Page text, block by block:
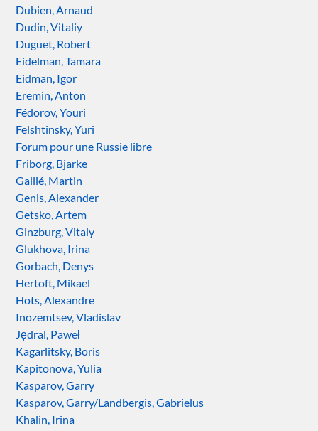
Dubien, Arnaud
Dudin, Vitaliy
Duguet, Robert
Eidelman, Tamara
Eidman, Igor
Eremin, Anton
Fédorov, Youri
Felshtinsky, Yuri
Forum pour une Russie libre
Friborg, Bjarke
Gallié, Martin
Genis, Alexander
Getsko, Artem
Ginzburg, Vitaly
Glukhova, Irina
Gorbach, Denys
Hertoft, Mikael
Hots, Alexandre
Inozemtsev, Vladislav
Jędral, Paweł
Kagarlitsky, Boris
Kapitonova, Yulia
Kasparov, Garry
Kasparov, Garry/Landbergis, Gabrielus
Khalin, Irina